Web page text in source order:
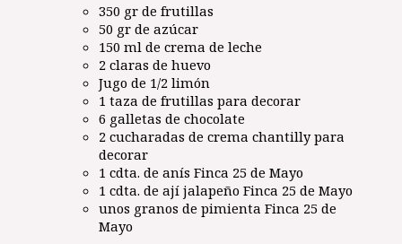
350 gr de frutillas
50 gr de azúcar
150 ml de crema de leche
2 claras de huevo
Jugo de 1/2 limón
1 taza de frutillas para decorar
6 galletas de chocolate
2 cucharadas de crema chantilly para
decorar
1 cdta. de anís Finca 25 de Mayo
1 cdta. de ají jalapeño Finca 25 de Mayo
unos granos de pimienta Finca 25 de
Mayo